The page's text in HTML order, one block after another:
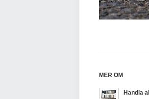
MER OM
Handla